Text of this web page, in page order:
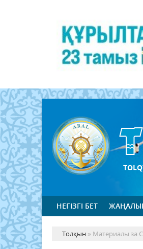
НЕГІЗГІ БЕТ
Толқын » Материалы за